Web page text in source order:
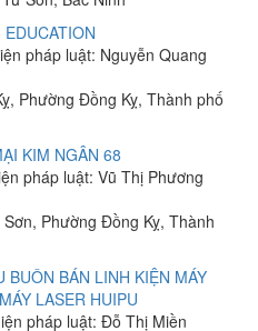
pháp luật: Nguyễn Quang
Phường Đồng Kỵ, Thành phố
KIM NGÂN 68
pháp luật: Vũ Thị Phương
Phường Đồng Kỵ, Thành
BUÔN BÁN LINH KIỆN MÁY
LASER HUIPU
pháp luật: Đỗ Thị Miền